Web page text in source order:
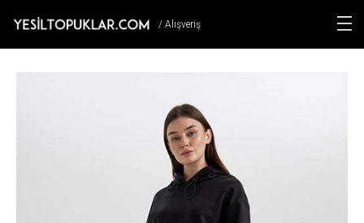
/ Alışveriş